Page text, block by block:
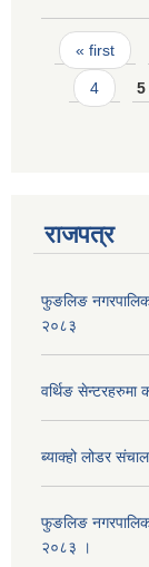
Pages
« first
4 5
राजपत्र
फुङलिङ
२०८३
वर्थिङ सेन्टरहरुमा
ब्याक्हो लोडर
फुङलिङ
२०८३ ।